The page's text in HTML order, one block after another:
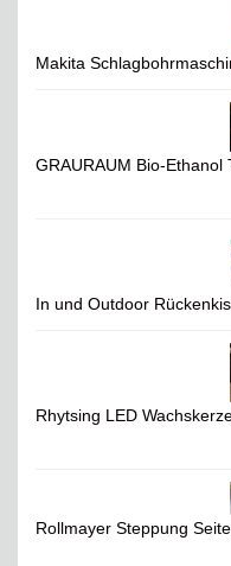
Makita
GRAURAUM Bio-Ethanol
In und Outdoor
Rhytsing LED
Rollmayer Steppung